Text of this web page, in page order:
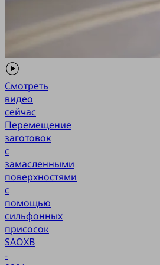
Смотреть
видео
сейчас
Перемещение
заготовок
с
замасленными
поверхностями
с
помощью
сильфонных
присосок
SAOXB
-